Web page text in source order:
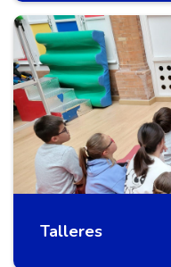
Talleres